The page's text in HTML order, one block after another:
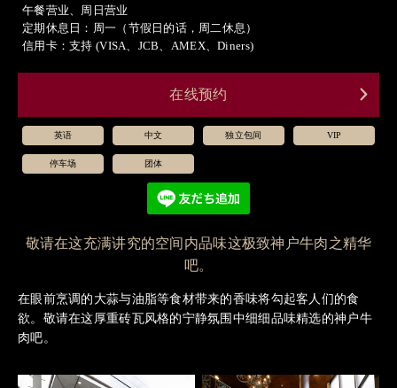
午餐营业、周日营业
定期休息日：周一（节假日的话，周二休息）
信用卡：支持 (VISA、JCB、AMEX、Diners)
在线预约
英语 中文 独立包间 VIP
停车场 团体
敬请在这充满讲究的空间内品味这极致神户牛肉之精华
吧。
在眼前烹调的大蒜与油脂等食材带来的香味将勾起客人们的食
欲。 敬请在这厚重砖瓦风格的宁静氛围中细细品味精选的神户牛
肉吧。